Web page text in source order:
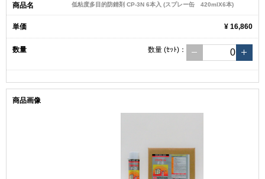
低粘度多目的防錆剤 CP-3N 6本入 (スプレー缶 420mlX6本)
¥ 16,860
数量 (ｾｯﾄ) ：